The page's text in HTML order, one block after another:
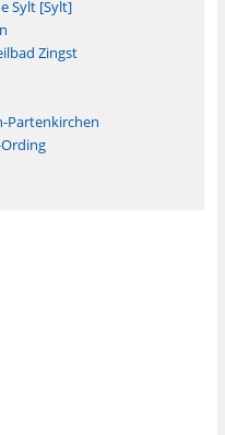
Sylt [Sylt]
Zingst
Partenkirchen